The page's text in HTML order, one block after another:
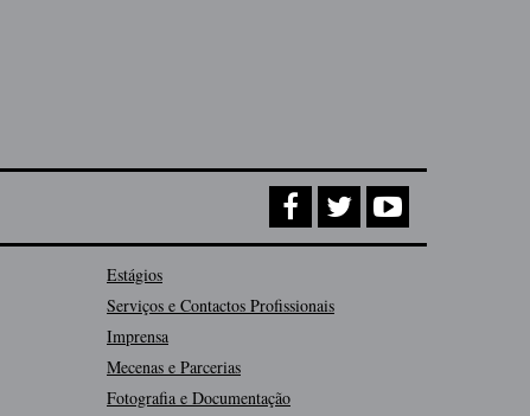
Estágios
Serviços e Contactos Profissionais
Imprensa
Mecenas e Parcerias
Fotografia e Documentação